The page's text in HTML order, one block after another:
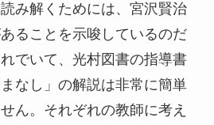
み解くためには、宮沢賢治
ることを示唆しているのだ
でいて、光村図書の指導書
なし」の解説は非常に簡単
ん。それぞれの教師に考え